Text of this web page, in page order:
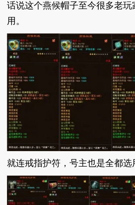
话说这个燕候帽子至今很多老
用。
就连戒指护符，号主也是全都选